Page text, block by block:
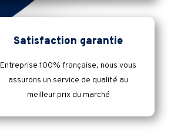
Satisfaction garantie
Entreprise 100% française, nous vous
assurons un service de qualité au
meilleur prix du marché